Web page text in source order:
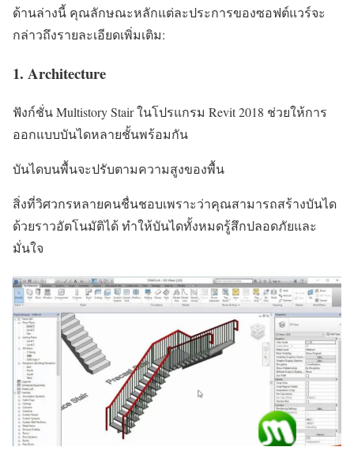
ด้านล่างนี้ คุณลักษณะหลักแต่ละประการของซอฟต์แวร์จะ
กล่าวถึงรายละเอียดเพิ่มเติม:
1. Architecture
ฟังก์ชั่น Multistory Stair ในโปรแกรม Revit 2018 ช่วยให้การ
ออกแบบบันไดหลายชั้นพร้อมกัน
บันไดบนพื้นจะปรับตามความสูงของพื้น
สิ่งที่วิศวกรหลายคนชื่นชอบเพราะว่าคุณสามารถสร้างบันได
ด้วยราวอัตโนมัติได้ ทำให้บันไดทั้งหมดรู้สึกปลอดภัยและ
มั่นใจ